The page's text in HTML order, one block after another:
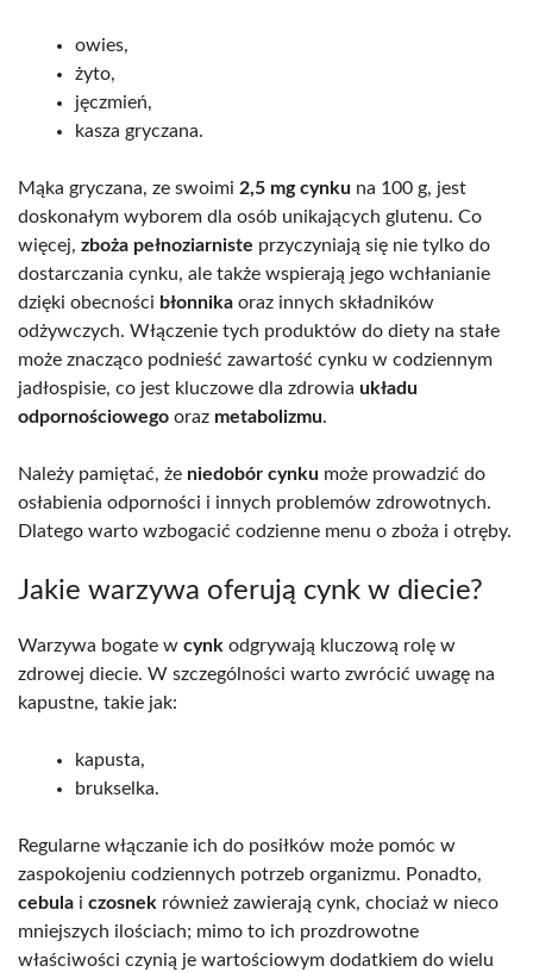
owies,
żyto,
jęczmień,
kasza gryczana.
Mąka gryczana, ze swoimi 2,5 mg cynku na 100 g, jest
doskonałym wyborem dla osób unikających glutenu. Co
więcej, zboża pełnoziarniste przyczyniają się nie tylko do
dostarczania cynku, ale także wspierają jego wchłanianie
dzięki obecności błonnika oraz innych składników
odżywczych. Włączenie tych produktów do diety na stałe
może znacząco podnieść zawartość cynku w codziennym
jadłospisie, co jest kluczowe dla zdrowia układu
odpornościowego oraz metabolizmu.
Należy pamiętać, że niedobór cynku może prowadzić do
osłabienia odporności i innych problemów zdrowotnych.
Dlatego warto wzbogacić codzienne menu o zboża i otręby.
Jakie warzywa oferują cynk w diecie?
Warzywa bogate w cynk odgrywają kluczową rolę w
zdrowej diecie. W szczególności warto zwrócić uwagę na
kapustne, takie jak:
kapusta,
brukselka.
Regularne włączanie ich do posiłków może pomóc w
zaspokojeniu codziennych potrzeb organizmu. Ponadto,
cebula i czosnek również zawierają cynk, chociaż w nieco
mniejszych ilościach; mimo to ich prozdrowotne
właściwości czynią je wartościowym dodatkiem do wielu